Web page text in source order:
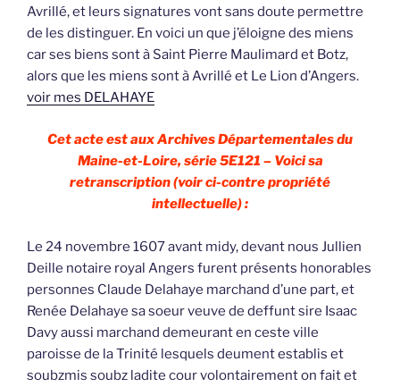
Avrillé, et leurs signatures vont sans doute permettre
de les distinguer. En voici un que j’éloigne des miens
car ses biens sont à Saint Pierre Maulimard et Botz,
alors que les miens sont à Avrillé et Le Lion d’Angers.
voir mes DELAHAYE
Cet acte est aux Archives Départementales du
Maine-et-Loire, série 5E121 – Voici sa
retranscription (voir ci-contre propriété
intellectuelle) :
Le 24 novembre 1607 avant midy, devant nous Jullien
Deille notaire royal Angers furent présents honorables
personnes Claude Delahaye marchand d’une part, et
Renée Delahaye sa soeur veuve de deffunt sire Isaac
Davy aussi marchand demeurant en ceste ville
paroisse de la Trinité lesquels deument establis et
soubzmis soubz ladite cour volontairement on fait et